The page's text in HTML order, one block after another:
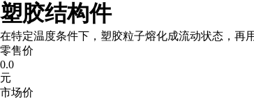
塑胶结构件
在特定温度条件下，塑胶粒子熔化成流动状态，再
零售价
0.0
元
市场价